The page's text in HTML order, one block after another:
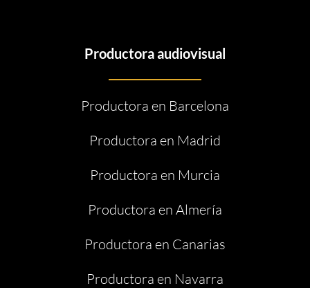
Productora audiovisual
Productora en Barcelona
Productora en Madrid
Productora en Murcia
Productora en Almería
Productora en Canarias
Productora en Navarra